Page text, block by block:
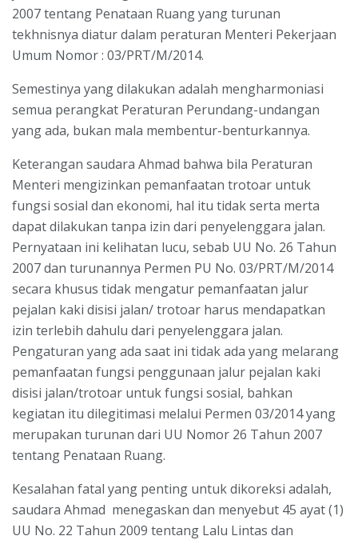
2007 tentang Penataan Ruang yang turunan
tekhnisnya diatur dalam peraturan Menteri Pekerjaan
Umum Nomor : 03/PRT/M/2014.
Semestinya yang dilakukan adalah mengharmoniasi
semua perangkat Peraturan Perundang-undangan
yang ada, bukan mala membentur-benturkannya.
Keterangan saudara Ahmad bahwa bila Peraturan
Menteri mengizinkan pemanfaatan trotoar untuk
fungsi sosial dan ekonomi, hal itu tidak serta merta
dapat dilakukan tanpa izin dari penyelenggara jalan.
Pernyataan ini kelihatan lucu, sebab UU No. 26 Tahun
2007 dan turunannya Permen PU No. 03/PRT/M/2014
secara khusus tidak mengatur pemanfaatan jalur
pejalan kaki disisi jalan/ trotoar harus mendapatkan
izin terlebih dahulu dari penyelenggara jalan.
Pengaturan yang ada saat ini tidak ada yang melarang
pemanfaatan fungsi penggunaan jalur pejalan kaki
disisi jalan/trotoar untuk fungsi sosial, bahkan
kegiatan itu dilegitimasi melalui Permen 03/2014 yang
merupakan turunan dari UU Nomor 26 Tahun 2007
tentang Penataan Ruang.
Kesalahan fatal yang penting untuk dikoreksi adalah,
saudara Ahmad menegaskan dan menyebut 45 ayat (1)
UU No. 22 Tahun 2009 tentang Lalu Lintas dan